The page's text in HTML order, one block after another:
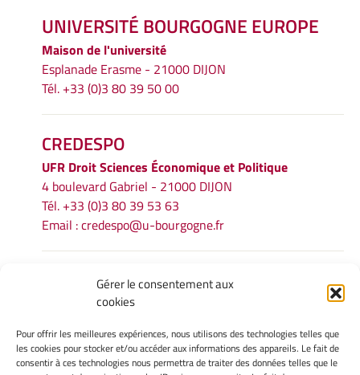
Gérer le consentement aux
cookies
Pour offrir les meilleures expériences, nous utilisons des technologies telles que
les cookies pour stocker et/ou accéder aux informations des appareils. Le fait de
consentir à ces technologies nous permettra de traiter des données telles que le
UNIVERSITÉ BOURGOGNE EUROPE
Maison de l'université
Esplanade Erasme - 21000 DIJON
Tél. +33 (0)3 80 39 50 00
CREDESPO
UFR Droit Sciences Économique et Politique
4 boulevard Gabriel - 21000 DIJON
Tél. +33 (0)3 80 39 53 63
Email :credespo@u-bourgogne.fr
INFORMATIONS LÉGALES
Mentions légales
Politique de cookies
Déclaration de confidentialité